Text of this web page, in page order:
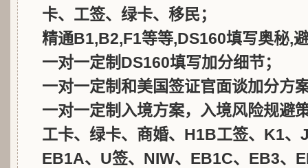
卡、工签、绿卡、移民；
精通B1,B2,F1等等,DS160填写奥秘,
一对一定制DS160填写加分细节；
一对一定制和美国签证官面谈加分方
一对一定制入境方案，入境风险规避
工卡、绿卡、商婚、H1B工签、K1、
EB1A、U签、NIW、EB1C、EB3、